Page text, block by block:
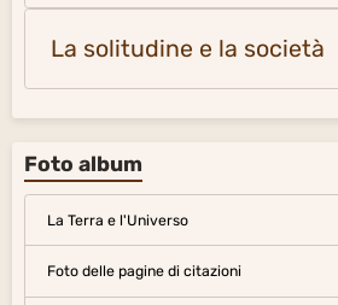
La solitudine e la società
Foto album
La Terra e l'Universo
Foto delle pagine di citazioni